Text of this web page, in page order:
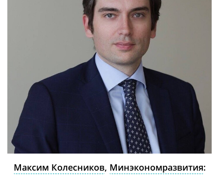
Максим Колесников, Минэкономразвития: